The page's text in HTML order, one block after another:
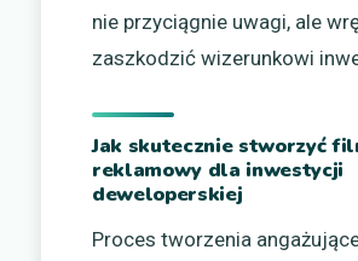
nie przyciągnie uwagi, ale
zaszkodzić wizerunkowi
Jak skutecznie stworzyć
reklamowy dla inwestycji
deweloperskiej
Proces tworzenia